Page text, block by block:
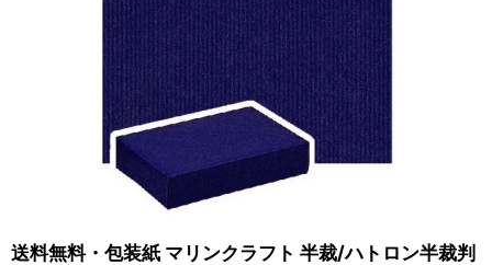
送料無料・包装紙 マリンクラフト 半裁/ハトロン半裁判